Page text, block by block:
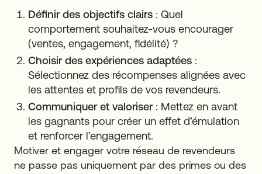
Définir des objectifs clairs : Quel
comportement souhaitez-vous encourager
(ventes, engagement, fidélité) ?
Choisir des expériences adaptées :
Sélectionnez des récompenses alignées avec
les attentes et profils de vos revendeurs.
Communiquer et valoriser: Mettez en avant
les gagnants pour créer un effet d’émulation
et renforcer l’engagement.
Motiver et engager votre réseau de revendeurs
ne passe pas uniquement par des primes ou des